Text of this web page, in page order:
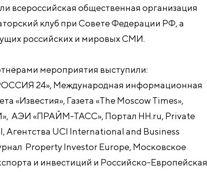
всероссийская общественная организация
клуб при Совете Федерации РФ, а
российских и мировых СМИ.
мероприятия выступили:
24», Международная информационная
«Известия», Газета «The Moscow Times»,
АЭИ «ПРАЙМ-ТАСС», Портал HH.ru, Private
Агентства UCI International and Business
Property Investor Europe, Московское
и инвестиций и Российско-Европейская